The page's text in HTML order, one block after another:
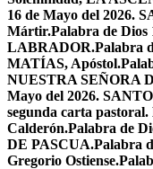
16 de Mayo del 2026.
Mártir.Palabra de Dios
LABRADOR.Palabra
MATÍAS, Apóstol.
NUESTRA SEÑORA
Mayo del 2026.
segunda carta
Calderón.Palabra de
DE PASCUA.Palabra
Gregorio Ostiense.